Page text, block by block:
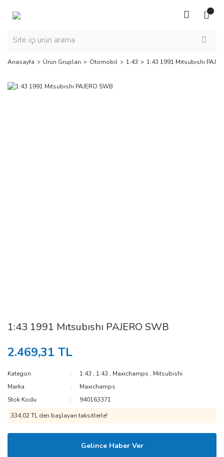
Anasayfa Ürün Grupları Otomobil 1:43 1:43 1991 Mıtsubıshı
1:43 1991 Mıtsubıshı PAJERO SWB
2.469,31 TL
Kategori 1:43 , 1:43 , Maxichamps , Mitsubishi
Marka
Maxichamps
Stok Kodu
940163371
334,02 TL den başlayan taksitlerle!
Gelince Haber Ver